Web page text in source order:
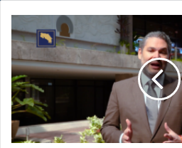
Presidencia
investigará
jefe
de
seguridad
de
Chaves
por